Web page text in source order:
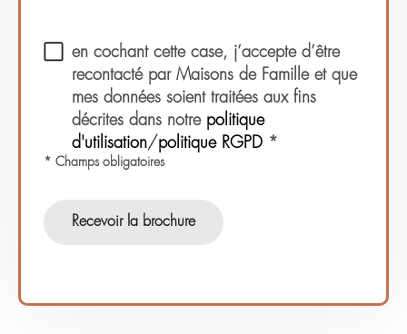
en cochant cette case, j’accepte d’être
recontacté par Maisons de Famille et que
mes données soient traitées aux fins
décrites dans notre politique
d'utilisation/politique RGPD *
* Champs obligatoires
Recevoir la brochure